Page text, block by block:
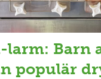
larm: Barn
populär